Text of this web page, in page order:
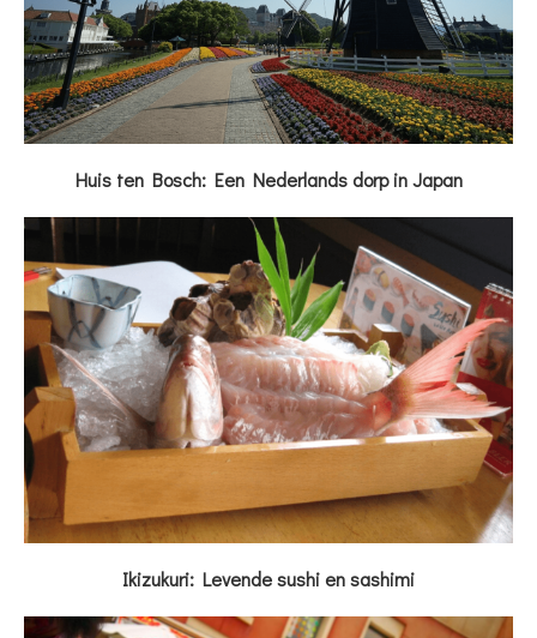
Huis ten Bosch: Een Nederlands dorp in Japan
Ikizukuri: Levende sushi en sashimi